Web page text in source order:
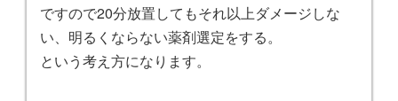
ですので20分放置してもそれ以上ダメージしな
い、明るくならない薬剤選定をする。
という考え方になります。